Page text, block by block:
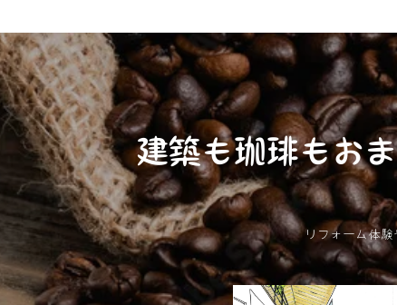
建築も珈琲もお
リフォーム体験